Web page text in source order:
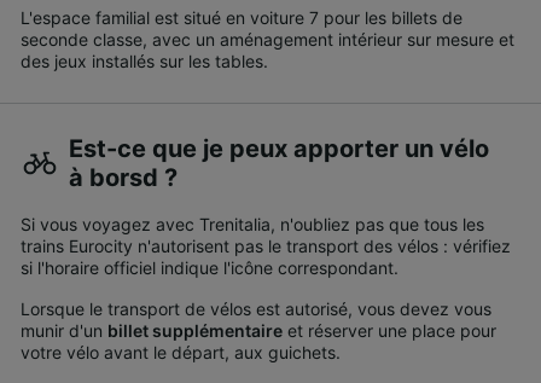
L'espace familial est situé en voiture 7 pour les billets de
seconde classe, avec un aménagement intérieur sur mesure et
des jeux installés sur les tables.
Est-ce que je peux apporter un vélo
à borsd ?
Si vous voyagez avec Trenitalia, n'oubliez pas que tous les
trains Eurocity n'autorisent pas le transport des vélos : vérifiez
si l'horaire officiel indique l'icône correspondant.
Lorsque le transport de vélos est autorisé, vous devez vous
munir d'un billet supplémentaire et réserver une place pour
votre vélo avant le départ, aux guichets.